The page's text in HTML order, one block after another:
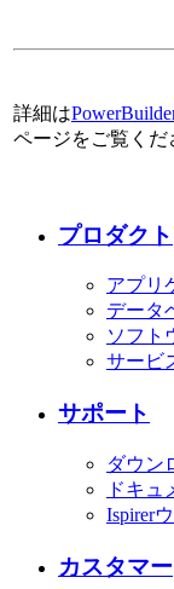
詳細は
ページをご覧くだ
プロダクト
アプリ
データ
ソフト
サービ
サポート
ダウン
ドキュ
Ispirer
カスタマー